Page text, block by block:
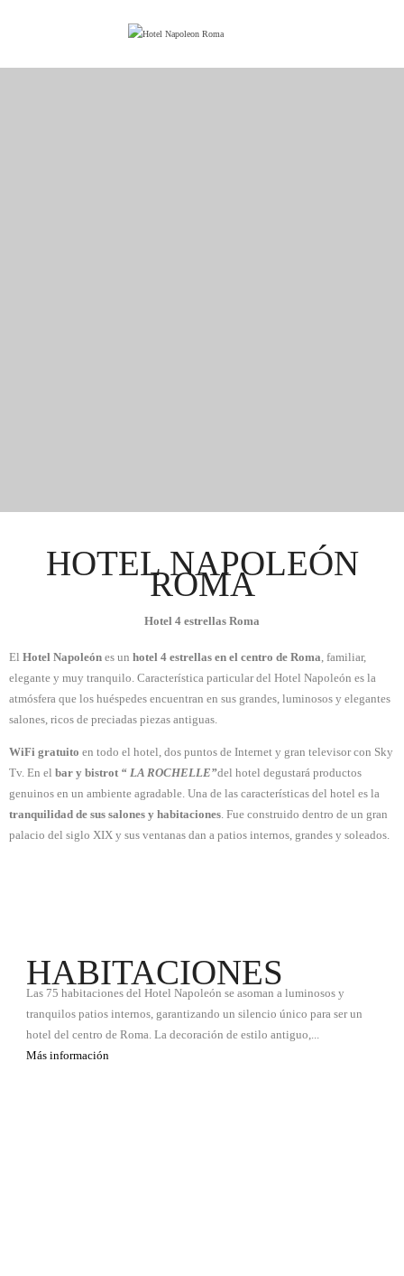
HOTEL NAPOLEÓN
ROMA
Hotel 4 estrellas Roma
El Hotel Napoleón es un hotel 4 estrellas en el centro de Roma , familiar,
elegante y muy tranquilo. Característica particular del Hotel Napoleón es la
atmósfera que los huéspedes encuentran en sus grandes, luminosos y elegantes
salones, ricos de preciadas piezas antiguas.
WiFi gratuito en todo el hotel, dos puntos de Internet y gran televisor con Sky
Tv. En el bar y bistrot “ LA ROCHELLE”del hotel degustará productos
genuinos en un ambiente agradable. Una de las características del hotel es la
tranquilidad de sus salones y habitaciones . Fue construido dentro de un gran
palacio del siglo XIX y sus ventanas dan a patios internos, grandes y soleados.
HABITACIONES
Las 75 habitaciones del Hotel Napoleón se asoman a luminosos y
tranquilos patios internos, garantizando un silencio único para ser un
hotel del centro de Roma. La decoración de estilo antiguo,...
Más información